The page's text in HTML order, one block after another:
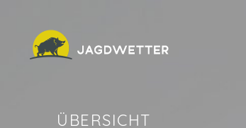
ÜBERSICHT